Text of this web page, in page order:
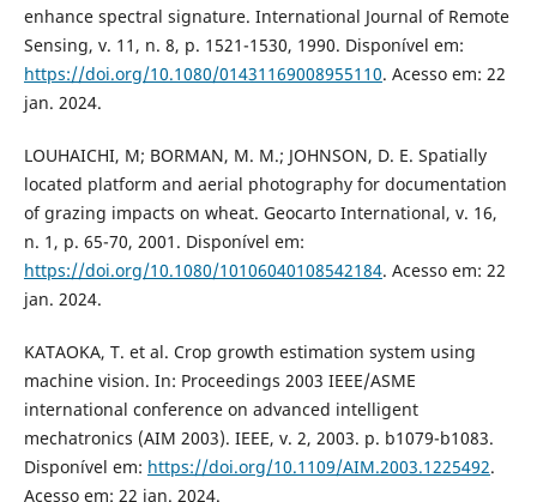
enhance spectral signature. International Journal of Remote
Sensing, v. 11, n. 8, p. 1521-1530, 1990. Disponível em:
https://doi.org/10.1080/01431169008955110. Acesso em: 22
jan. 2024.
LOUHAICHI, M; BORMAN, M. M.; JOHNSON, D. E. Spatially
located platform and aerial photography for documentation
of grazing impacts on wheat. Geocarto International, v. 16,
n. 1, p. 65-70, 2001. Disponível em:
https://doi.org/10.1080/10106040108542184. Acesso em: 22
jan. 2024.
KATAOKA, T. et al. Crop growth estimation system using
machine vision. In: Proceedings 2003 IEEE/ASME
international conference on advanced intelligent
mechatronics (AIM 2003). IEEE, v. 2, 2003. p. b1079-b1083.
Disponível em: https://doi.org/10.1109/AIM.2003.1225492.
Acesso em: 22 jan. 2024.